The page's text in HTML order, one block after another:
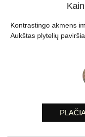
Kontrastingo akmens
Aukštas plytelių